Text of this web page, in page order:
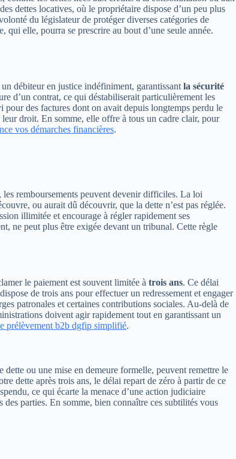
dettes locatives, où le propriétaire dispose d’un peu plus
du législateur de protéger diverses catégories de
qui elle, pourra se prescrire au bout d’une seule année.
débiteur en justice indéfiniment, garantissant la sécurité
d’un contrat, ce qui déstabiliserait particulièrement les
des factures dont on avait depuis longtemps perdu le
droit. En somme, elle offre à tous un cadre clair, pour
vos démarches financières.
remboursements peuvent devenir difficiles. La loi
ou aurait dû découvrir, que la dette n’est pas réglée.
illimitée et encourage à régler rapidement ses
ne peut plus être exigée devant un tribunal. Cette règle
le paiement est souvent limitée à trois ans. Ce délai
de trois ans pour effectuer un redressement et engager
patronales et certaines contributions sociales. Au-delà de
doivent agir rapidement tout en garantissant un
prélèvement b2b dgfip simplifié.
ou une mise en demeure formelle, peuvent remettre le
dette après trois ans, le délai repart de zéro à partir de ce
ce qui écarte la menace d’une action judiciaire
parties. En somme, bien connaître ces subtilités vous